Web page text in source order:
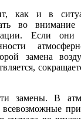
как и в
во внимание
Если
замена
замены. В
всевозможные